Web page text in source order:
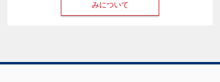
みについて